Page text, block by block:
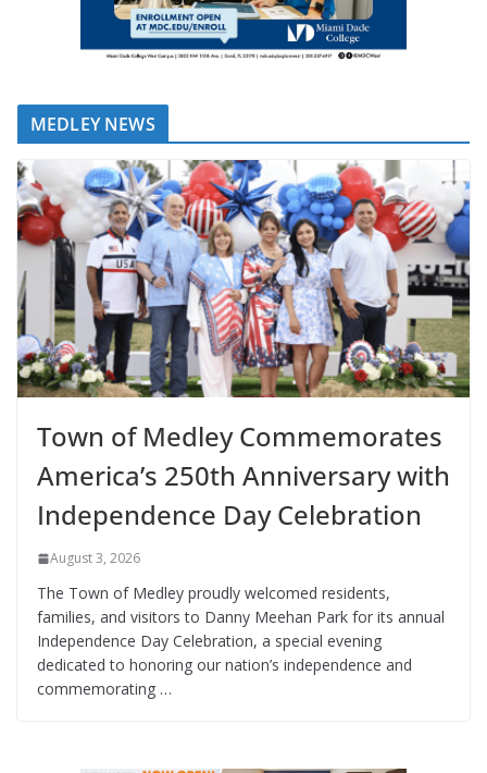
MEDLEY NEWS
Town of Medley Commemorates
America’s 250th Anniversary with
Independence Day Celebration
August 3, 2026
The Town of Medley proudly welcomed residents,
families, and visitors to Danny Meehan Park for its annual
Independence Day Celebration, a special evening
dedicated to honoring our nation’s independence and
commemorating …